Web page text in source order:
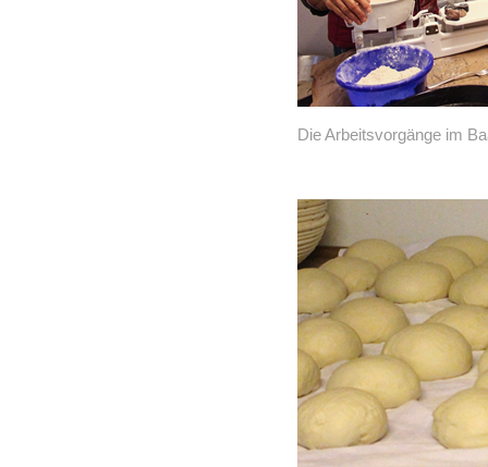
Die Arbeitsvorgänge im